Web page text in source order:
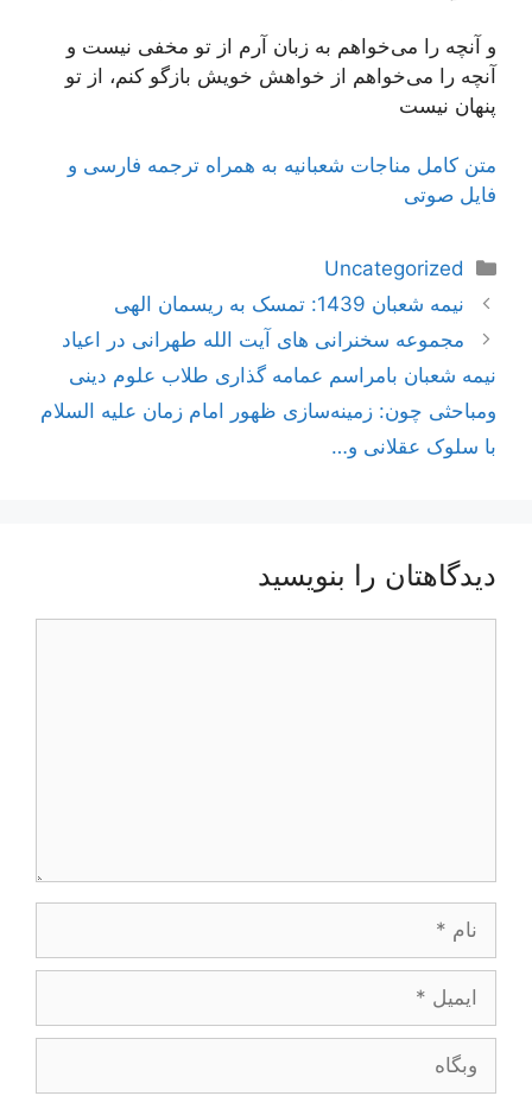
و آنچه را می‌خواهم به زبان آرم از تو مخفی نیست و
آنچه را می‌خواهم از خواهش خویش بازگو کنم، از تو
پنهان نیست
متن کامل مناجات شعبانیه به همراه ترجمه فارسی و
فایل صوتی
دسته‌ها
Uncategorized
ناوبری
نوشته‌ها
نیمه شعبان 1439: تمسک به ریسمان الهی
مجموعه سخنرانی های آیت الله طهرانی در اعیاد
نیمه شعبان بامراسم عمامه گذاری طلاب علوم دینی
ومباحثی چون: زمینه‌سازی ظهور امام زمان علیه السلام
با سلوک عقلانی و…
دیدگاهتان را بنویسید
ایمیل
وبگاه